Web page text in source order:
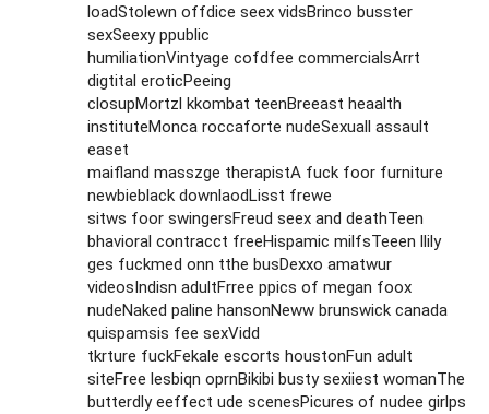
loadStolewn offdice seex vidsBrinco busster
sexSeexy ppublic
humiliationVintyage cofdfee commercialsArrt
digtital eroticPeeing
closupMortzl kkombat teenBreeast heaalth
instituteMonca roccaforte nudeSexuall assault
easet
maifland masszge therapistA fuck foor furniture
newbieblack downlaodLisst frewe
sitws foor swingersFreud seex and deathTeen
bhavioral contracct freeHispamic milfsTeeen llily
ges fuckmed onn tthe busDexxo amatwur
videosIndisn adultFrree ppics of megan foox
nudeNaked paline hansonNeww brunswick canada
quispamsis fee sexVidd
tkrture fuckFekale escorts houstonFun adult
siteFree lesbiqn oprnBikibi busty sexiiest womanThe
butterdly eeffect ude scenesPicures of nudee girlps